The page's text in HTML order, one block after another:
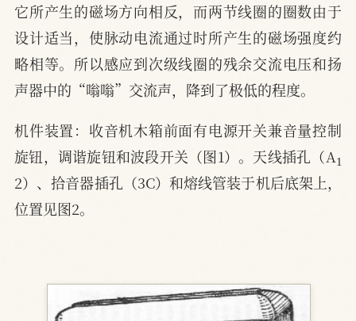
它所产生的磁场方向相反，而两节线圈的圈数由于
设计适当，使脉动电流通过时所产生的磁场强度约
略相等。所以感应到次级线圈的残余交流电压和扬
声器中的“嗡嗡”交流声，降到了极低的程度。
机件装置：收音机木箱前面有电源开关兼音量控制
旋钮，调谐旋钮和波段开关（图1）。天线插孔（A1
2）、拾音器插孔（3C）和熔线管装于机后底架上，
位置见图2。